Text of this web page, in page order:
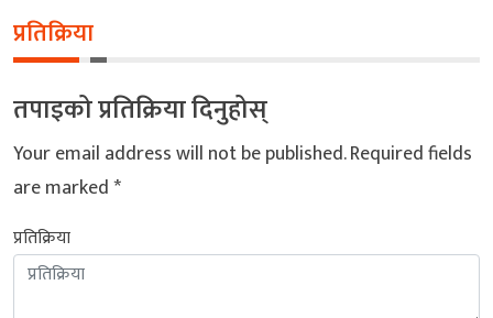
प्रतिक्रिया
तपाइको प्रतिक्रिया दिनुहोस्
Your email address will not be published.Required fields
are marked*
प्रतिक्रिया